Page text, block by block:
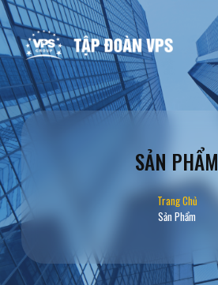
SẢN PHẨM
Trang Chủ
Sản Phẩm